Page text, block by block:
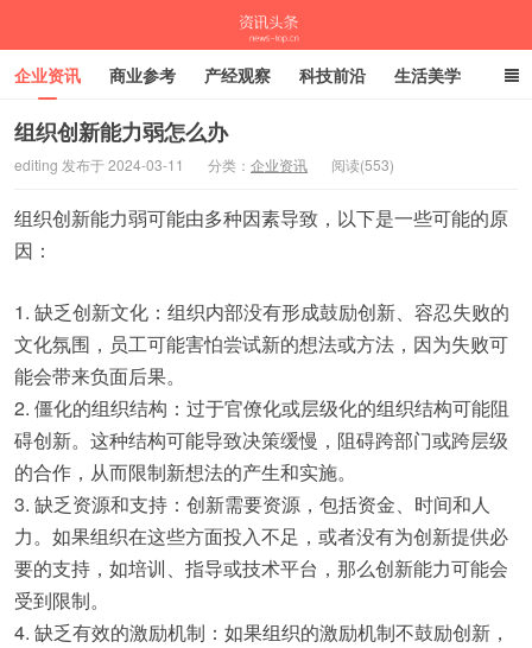
企业资讯 商业参考 产经观察 科技前沿 生活美学
时尚潮流 母婴亲子 专栏
组织创新能力弱怎么办
editing 发布于 2024-03-11 分类： 企业资讯 阅读(553)
组织创新能力弱可能由多种因素导致，以下是一些可能的原
因：
1. 缺乏创新文化：组织内部没有形成鼓励创新、容忍失败的
文化氛围，员工可能害怕尝试新的想法或方法，因为失败可
能会带来负面后果。
2. 僵化的组织结构：过于官僚化或层级化的组织结构可能阻
碍创新。这种结构可能导致决策缓慢，阻碍跨部门或跨层级
的合作，从而限制新想法的产生和实施。
3. 缺乏资源和支持：创新需要资源，包括资金、时间和人
力。如果组织在这些方面投入不足，或者没有为创新提供必
要的支持，如培训、指导或技术平台，那么创新能力可能会
受到限制。
4. 缺乏有效的激励机制：如果组织的激励机制不鼓励创新，